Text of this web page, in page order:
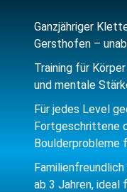
Ganzjähriger
Gersthofen –
Training für
und mentale
Für jedes Level
Fortgeschrittene
Boulderprobleme
ab 3 Jahren, ideal